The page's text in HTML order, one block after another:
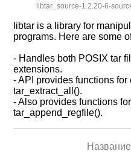
libtar_source-1.2.20-6-
libtar is a library for
programs. Here are some
- Handles both POSIX tar
extensions.
- API provides functions
tar_extract_all().
- Also provides functions
tar_append_regfile().
Название